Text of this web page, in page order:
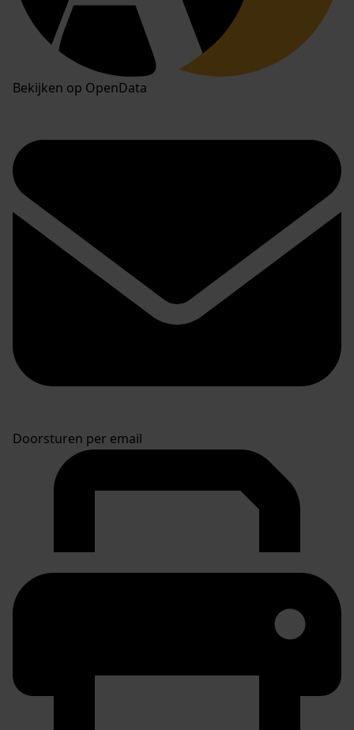
Bekijken op OpenData
Doorsturen per email